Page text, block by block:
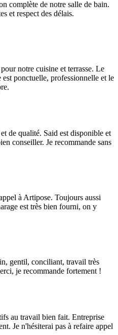
complète de notre salle de bain.
et respect des délais.
notre cuisine et terrasse. Le
ponctuelle, professionnelle et le
de qualité. Said est disponible et
conseiller. Je recommande sans
à Artipose. Toujours aussi
est très bien fourni, on y
gentil, conciliant, travail très
je recommande fortement !
au travail bien fait. Entreprise
Je n'hésiterai pas à refaire appel